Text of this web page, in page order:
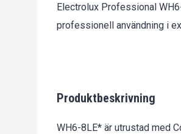
Electrolux Professional
professionell användning i
Produktbeskrivning
WH6-8LE* är utrustad med